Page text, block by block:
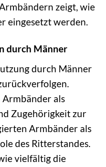
zeigt, wie
eingesetzt werden.
durch Männer
durch Männer
Armbänder als
Zugehörigkeit zur
Armbänder als
des Ritterstandes.
vielfältig die